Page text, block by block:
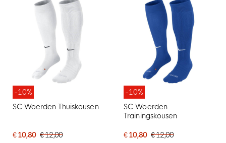
-10%
SC Woerden Thuiskousen
€ 10,80 € 12,00
-10%
SC Woerden
Trainingskousen
€ 10,80 € 12,00